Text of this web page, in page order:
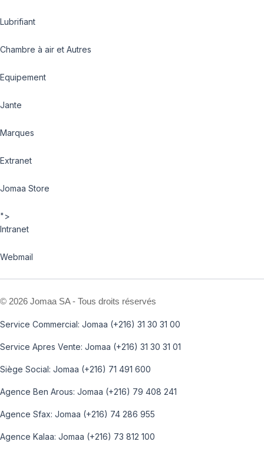
Lubrifiant
Chambre à air et Autres
Equipement
Jante
Marques
Extranet
Jomaa Store
">
Intranet
Webmail
© 2026 Jomaa SA - Tous droits réservés
Service Commercial: Jomaa (+216) 31 30 31 00
Service Apres Vente: Jomaa (+216) 31 30 31 01
Siège Social: Jomaa (+216) 71 491 600
Agence Ben Arous: Jomaa (+216) 79 408 241
Agence Sfax: Jomaa (+216) 74 286 955
Agence Kalaa: Jomaa (+216) 73 812 100